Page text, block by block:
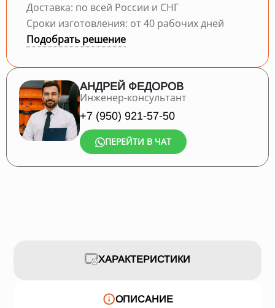
Доставка: по всей России и СНГ
Сроки изготовления: от 40 рабочих дней
Подобрать решение
АНДРЕЙ ФЕДОРОВ
Инженер-консультант
+7 (950) 921-57-50
ПЕРЕЙТИ В ЧАТ
ХАРАКТЕРИСТИКИ
ОПИСАНИЕ